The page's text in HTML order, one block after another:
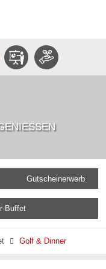
Gutscheinerwerb
Buffet
 Golf & Dinner